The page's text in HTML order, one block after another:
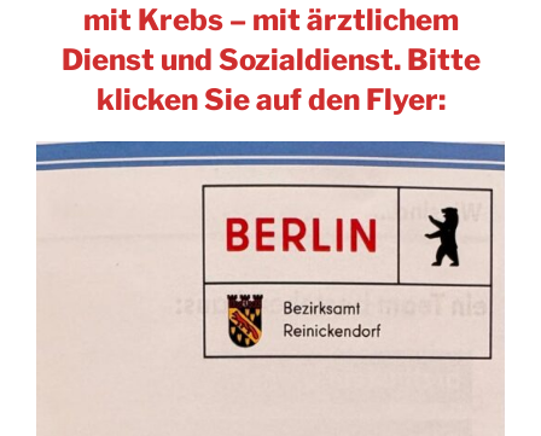
mit Krebs – mit ärztlichem
Dienst und Sozialdienst. Bitte
klicken Sie auf den Flyer: